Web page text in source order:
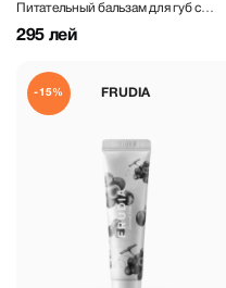
Peptide Glowy balm 10 ml
Питательный бальзам для губ с
пептидами и PDRN
295 лей
FRUDIA
-15%